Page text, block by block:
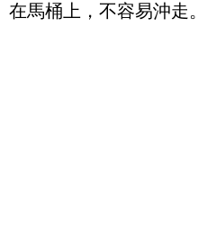
在馬桶上，不容易沖走。